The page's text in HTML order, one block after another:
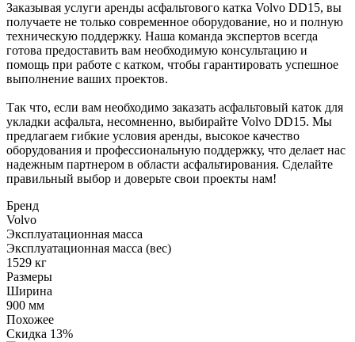
Заказывая услуги аренды асфальтового катка Volvo DD15, вы
получаете не только современное оборудование, но и полную
техническую поддержку. Наша команда экспертов всегда
готова предоставить вам необходимую консультацию и
помощь при работе с катком, чтобы гарантировать успешное
выполнение ваших проектов.
Так что, если вам необходимо заказать асфальтовый каток для
укладки асфальта, несомненно, выбирайте Volvo DD15. Мы
предлагаем гибкие условия аренды, высокое качество
оборудования и профессиональную поддержку, что делает нас
надежным партнером в области асфальтирования. Сделайте
правильный выбор и доверьте свои проекты нам!
Бренд
Volvo
Эксплуатационная масса
Эксплуатационная масса (вес)
1529 кг
Размеры
Ширина
900 мм
Похожее
Скидка 13%